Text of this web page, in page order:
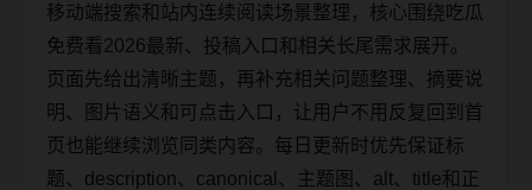
移动端搜索和站内连续阅读场景整理，核心围绕吃瓜
免费看2026最新、投稿入口和相关长尾需求展开。
页面先给出清晰主题，再补充相关问题整理、摘要说
明、图片语义和可点击入口，让用户不用反复回到首
页也能继续浏览同类内容。每日更新时优先保证标
题、description、canonical、主题图、alt、title和正